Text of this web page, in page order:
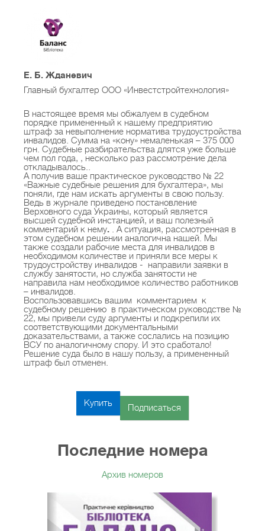
специалистами редакции, бухгалтерами-
практиками, юристами, специалистами
госорганов;
- подборку необходимых для работы
писем министерств и ведомств по теме, которая
рассматривается в издании;
- исчерпывающую информацию по теме, которая
интересует читателей, включая анализ спорных и
неурегулированных законодательством ситуаций
с изложением позиции госорганов, со ссылками
на судебную практику;
- готовые решения проблемных вопросов,
практические примеры, алгоритмы действий,
схемы бухгалтерских проводок, образцы
заполнения первичных документов.
С легкостью изучайте актуальные вопросы учета
и уверенно применяйте наши рекомендации на
практике.
Для подписчиков действует программа «Баланс
безграничных возможностей»: полезные бонусы
без дополнительных оплат.
Е. Б. Жданевич
Главный бухгалтер ООО «Инвестстройтехнология»
В настоящее время мы обжалуем в судебном
порядке примененный к нашему предприятию
штраф за невыполнение норматива трудоустройства
инвалидов. Сумма на «кону» немаленькая – 375 000
грн. Судебные разбирательства длятся уже больше
чем пол года, , несколько раз рассмотрение дела
откладывалось..
А получив ваше практическое руководство № 22
«Важные судебные решения для бухгалтера», мы
поняли, где нам искать аргументы в свою пользу.
Ведь в журнале приведено постановление
Верховного суда Украины, который является
высшей судебной инстанцией, и ваш полезный
комментарий к нему. . А ситуация, рассмотренная в
этом судебном решении аналогична нашей. Мы
также создали рабочие места для инвалидов в
необходимом количестве и приняли все меры к
трудоустройству инвалидов - направили заявки в
службу занятости, но служба занятости не
направила нам необходимое количество работников
– инвалидов.
Воспользовавшись вашим комментарием к
судебному решению в практическом руководстве №
22, мы привели суду аргументы и подкрепили их
соответствующими документальными
доказательствами, а также сослались на позицию
ВСУ по аналогичному спору. И это сработало!
Решение суда было в нашу пользу, а примененный
штраф был отменен.
Купить Подписаться
Последние номера
Архив номеров